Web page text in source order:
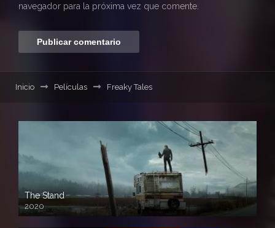
navegador para la próxima vez que comente.
Inicio Películas Freaky Tales
The Stand
2020